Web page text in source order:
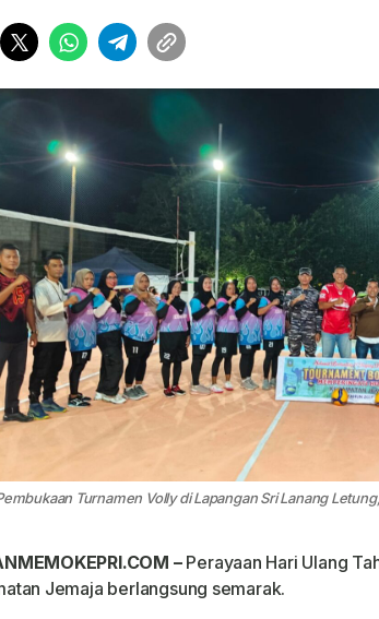
Turnamen Volly di Lapangan Sri Lanang
–Perayaan Hari Ulang
Jemaja berlangsung semarak.